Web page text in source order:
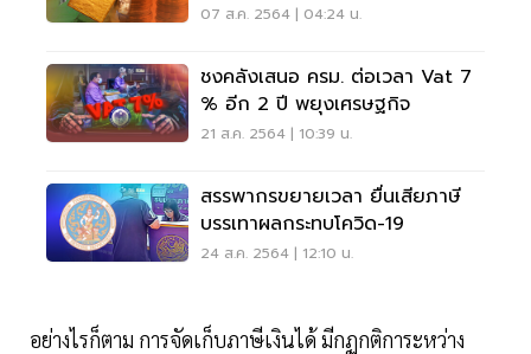
07 ส.ค. 2564 | 04:24 น.
ชงคลังเสนอ ครม. ต่อเวลา Vat 7
% อีก 2 ปี พยุงเศรษฐกิจ
21 ส.ค. 2564 | 10:39 น.
สรรพากรขยายเวลา ยื่นเสียภาษี
บรรเทาผลกระทบโควิด-19
24 ส.ค. 2564 | 12:10 น.
อย่างไรก็ตาม การจัดเก็บภาษีเงินได้ มีกฏกติการะหว่าง